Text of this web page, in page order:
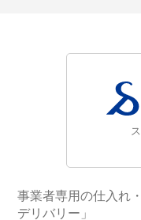
事業者専用の仕入れ
デリバリー」